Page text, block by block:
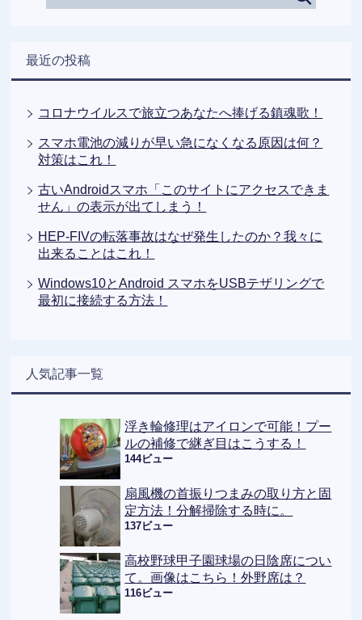
最近の投稿
コロナウイルスで旅立つあなたへ捧げる鎮魂歌！
スマホ電池の減りが早い急になくなる原因は何？
対策はこれ！
古いAndroidスマホ「このサイトにアクセスできま
せん」の表示が出てしまう！
HEP-FIVの転落事故はなぜ発生したのか？我々に
出来ることはこれ！
Windows10とAndroid スマホをUSBテザリングで
最初に接続する方法！
人気記事一覧
浮き輪修理はアイロンで可能！プー
ルの補修で継ぎ目はこうする！
144ビュー
扇風機の首振りつまみの取り方と固
定方法！分解掃除する時に。
137ビュー
高校野球甲子園球場の日陰席につい
て。画像はこちら！外野席は？
116ビュー